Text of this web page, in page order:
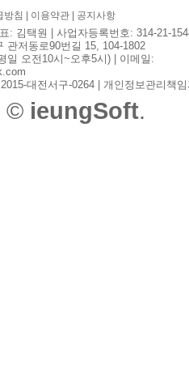
방침 이용약관 공지사항
: 김택원 | 사업자등록번호: 314-21-
관저동로90번길 15, 104-1802
일 오전10시~오후5시) | 이메일:
대전서구-0264 | 개인정보관리책
© ieungSoft.